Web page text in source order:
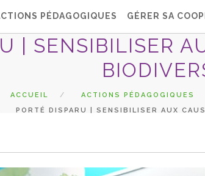
PÉDAGOGIQUES GÉRER SA
| SENSIBILISER
ACCUEIL ACTIONS PÉDAGOGIQUES
PORTÉ DISPARU | SENSIBILISER AUX